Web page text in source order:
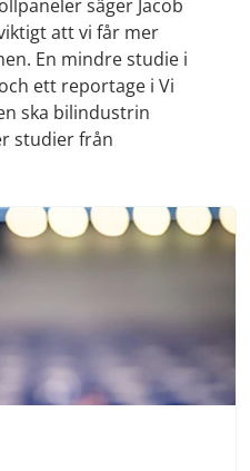
säger Jacob
att vi får mer
En mindre studie i
ett reportage i Vi
ska bilindustrin
studier från